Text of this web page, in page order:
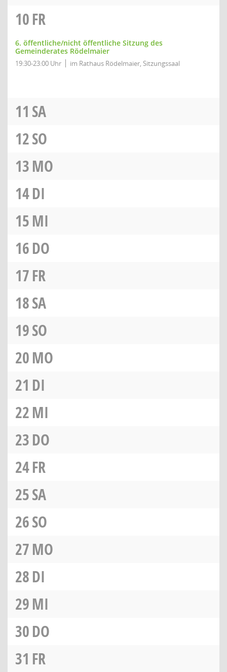
10FR
6. öffentliche/nicht öffentliche Sitzung des
Gemeinderates Rödelmaier
19:30-23:00 Uhr im Rathaus Rödelmaier, Sitzungssaal
11 SA
12SO
13MO
14DI
15MI
16DO
17FR
18SA
19SO
20MO
21 DI
22MI
23DO
24FR
25SA
26SO
27MO
28DI
29MI
30DO
31 FR